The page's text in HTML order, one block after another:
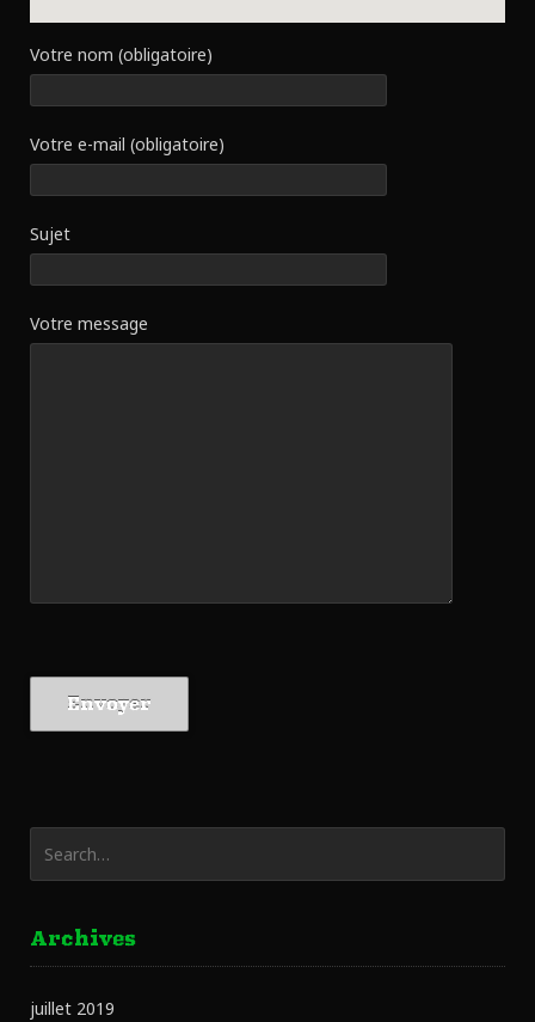
Votre nom (obligatoire)
Votre e-mail (obligatoire)
Sujet
Votre message
Archives
juillet 2019